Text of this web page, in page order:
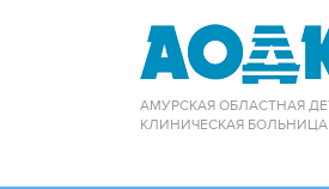
АМУРСКАЯ ОБЛАСТНАЯ
КЛИНИЧЕСКАЯ БОЛЬНИЦА